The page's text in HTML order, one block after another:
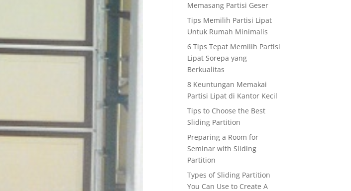
Memasang Partisi Geser
Tips Memilih Partisi Lipat
Untuk Rumah Minimalis
6 Tips Tepat Memilih Partisi
Lipat Sorepa yang
Berkualitas
8 Keuntungan Memakai
Partisi Lipat di Kantor Kecil
Tips to Choose the Best
Sliding Partition
Preparing a Room for
Seminar with Sliding
Partition
Types of Sliding Partition
You Can Use to Create A